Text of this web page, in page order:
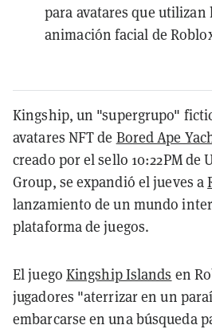
para avatares que utilizan
animación facial de
Kingship, un "supergrupo"
avatares NFT de Bored Ape
creado por el sello 10:22PM de
Group, se expandió el jueves a
lanzamiento de un mundo
plataforma de juegos.
El juego Kingship Islands en
jugadores "aterrizar en un
embarcarse en una búsqueda